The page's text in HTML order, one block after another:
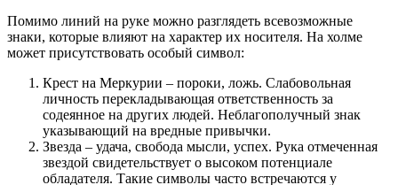
Помимо линий на руке можно разглядеть всевозможные
знаки, которые влияют на характер их носителя. На холме
может присутствовать особый символ:
Крест на Меркурии – пороки, ложь. Слабовольная
личность перекладывающая ответственность за
содеянное на других людей. Неблагополучный знак
указывающий на вредные привычки.
Звезда – удача, свобода мысли, успех. Рука отмеченная
звездой свидетельствует о высоком потенциале
обладателя. Такие символы часто встречаются у